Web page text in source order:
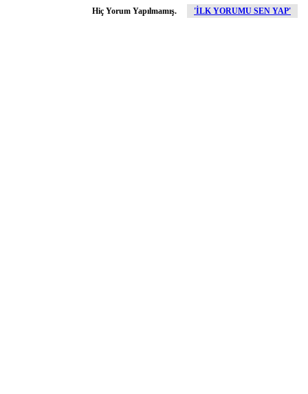
Hiç Yorum Yapılmamış. 'İLK YORUMU SEN YAP'